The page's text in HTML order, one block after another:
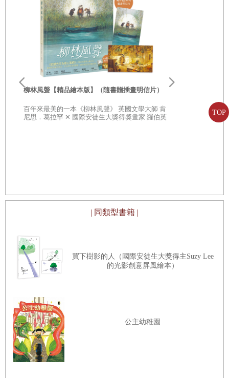
TOP
柳林風聲【精品繪本版】（隨書贈插畫明信片）
百年來最美的一本《柳林風聲》 英國文學大師 肯
尼思．葛拉罕 ✕ 國際安徒生大獎得獎畫家 羅伯英
部經典，一
子思考自己
| 同類型書籍 |
買下樹影的人（國際安徒生大獎得主Suzy Lee
的光影創意屏風繪本）
公主幼稚園